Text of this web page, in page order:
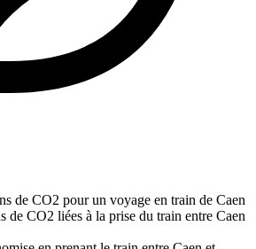
de CO2 pour un voyage en train de Caen
de CO2 liées à la prise du train entre Caen